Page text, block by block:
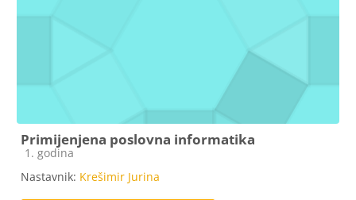
Primijenjena poslovna informatika
Kategorija e-kolegija
1. godina
Nastavnik: Krešimir Jurina